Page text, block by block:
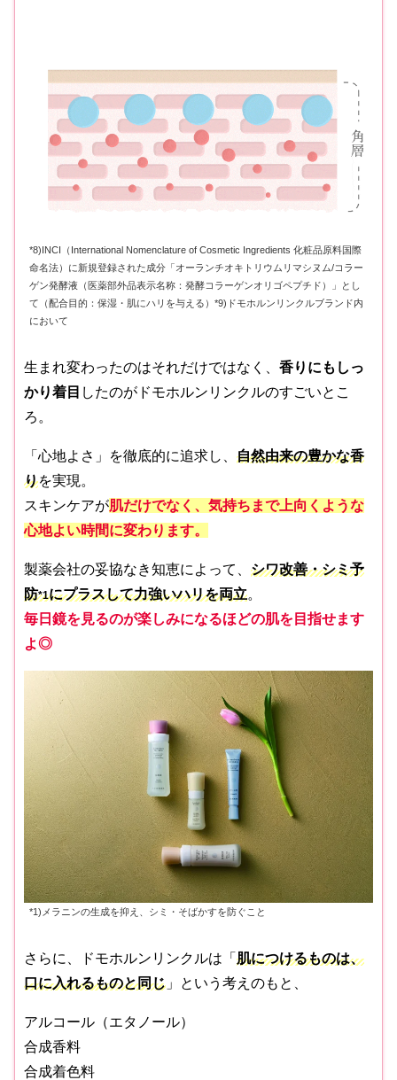
*8)INCI（International Nomenclature of Cosmetic Ingredients 化粧品原料国際
命名法）に新規登録された成分「オーランチオキトリウムリマシヌム/コラー
ゲン発酵液（医薬部外品表示名称：発酵コラーゲンオリゴペプチド）」とし
て（配合目的：保湿・肌にハリを与える）*9)ドモホルンリンクルブランド内
において
生まれ変わったのはそれだけではなく、 香りにもしっ
かり着目 したのがドモホルンリンクルのすごいとこ
ろ。
「心地よさ」を徹底的に追求し、 自然由来の豊かな香
りを実現。
スキンケアが肌だけでなく、気持ちまで上向くような
心地よい時間に変わります。
製薬会社の妥協なき知恵によって、 シワ改善・シミ予
防*1にプラスして力強いハリを両立。
毎日鏡を見るのが楽しみになるほどの肌を目指せます
よ◎
*1)メラニンの生成を抑え、シミ・そばかすを防ぐこと
さらに、ドモホルンリンクルは「 肌につけるものは、
口に入れるものと同じ 」という考えのもと、
アルコール（エタノール）
合成香料
合成着色料